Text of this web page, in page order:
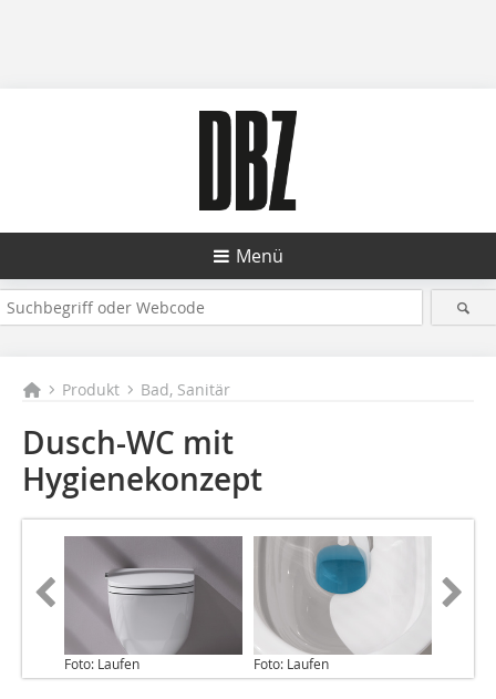
Menü
Produkt Bad, Sanitär
Dusch-WC mit
Hygienekonzept
Foto: Laufen Foto: Laufen